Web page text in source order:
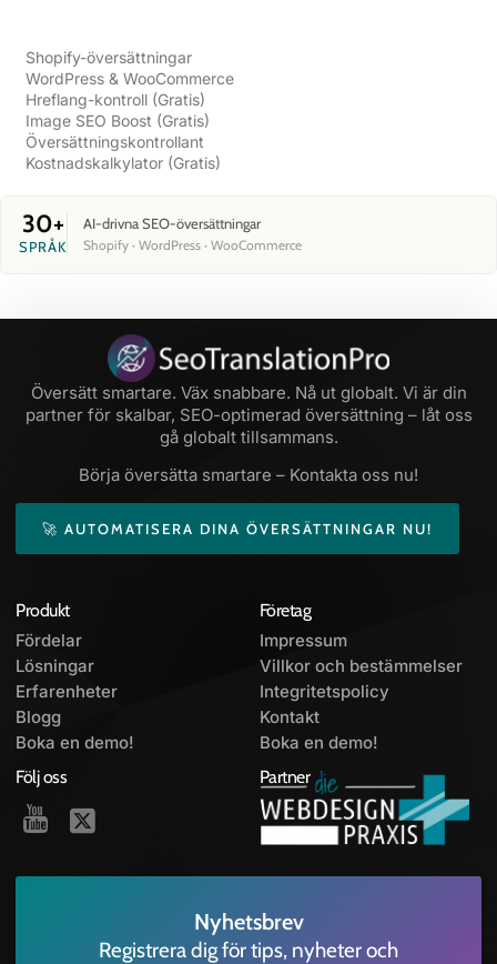
Shopify-översättningar
WordPress & WooCommerce
Hreflang-kontroll (Gratis)
Image SEO Boost (Gratis)
Översättningskontrollant
Kostnadskalkylator (Gratis)
30+
SPRÅK
AI-drivna SEO-översättningar
Shopify · WordPress · WooCommerce
Översätt smartare. Väx snabbare. Nå ut globalt. Vi är din
partner för skalbar, SEO-optimerad översättning – låt oss
gå globalt tillsammans.
Börja översätta smartare – Kontakta oss nu!
🚀 AUTOMATISERA DINA ÖVERSÄTTNINGAR NU!
Produkt
Fördelar
Lösningar
Erfarenheter
Blogg
Boka en demo!
Följ oss
Företag
Impressum
Villkor och bestämmelser
Integritetspolicy
Kontakt
Boka en demo!
Partner
Nyhetsbrev
Registrera dig för tips, nyheter och